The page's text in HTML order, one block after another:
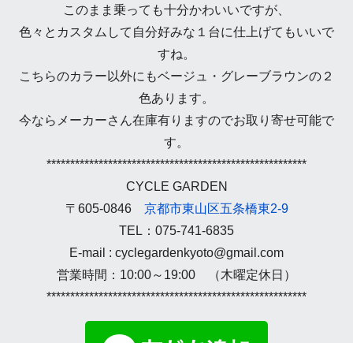
このまま乗っても十分かわいいですが、
色々とカスタムして自分好みな１台に仕上げてもいいで
すね。
こちらのカラー以外にもベージュ・グレーブラウンの２
色あります。
今ならメーカーさん在庫有りますのでお取り寄せ可能で
す。
*******************************************************
CYCLE GARDEN
〒605-0846 京都市東山区五条橋東2-9
TEL：075-741-6835
E-mail : cyclegardenkyoto@gmail.com
営業時間：10:00～19:00 （木曜定休日）
*******************************************************